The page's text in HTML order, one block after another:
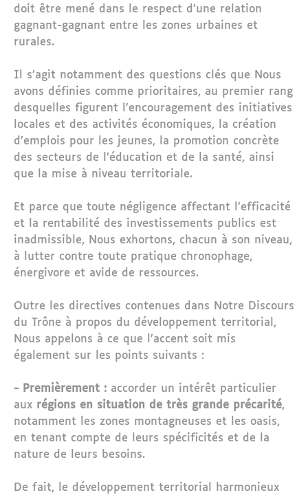
doit être mené dans le respect d’une relation
gagnant-gagnant entre les zones urbaines et
rurales.
Il s’agit notamment des questions clés que Nous
avons définies comme prioritaires, au premier rang
desquelles figurent l’encouragement des initiatives
locales et des activités économiques, la création
d’emplois pour les jeunes, la promotion concrète
des secteurs de l’éducation et de la santé, ainsi
que la mise à niveau territoriale.
Et parce que toute négligence affectant l’efficacité
et la rentabilité des investissements publics est
inadmissible, Nous exhortons, chacun à son niveau,
à lutter contre toute pratique chronophage,
énergivore et avide de ressources.
Outre les directives contenues dans Notre Discours
du Trône à propos du développement territorial,
Nous appelons à ce que l’accent soit mis
également sur les points suivants :
- Premièrement : accorder un intérêt particulier
aux régions en situation de très grande précarité,
notamment les zones montagneuses et les oasis,
en tenant compte de leurs spécificités et de la
nature de leurs besoins.
De fait, le développement territorial harmonieux